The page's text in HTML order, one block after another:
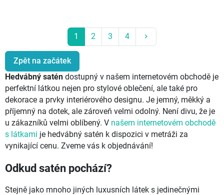
1 2 3 4 keyboard_arrow_right
Zpět na začátek
Hedvábný satén dostupný v našem internetovém obchodě je
perfektní látkou nejen pro stylové oblečení, ale také pro
dekorace a prvky interiérového designu. Je jemný, měkký a
příjemný na dotek, ale zároveň velmi odolný. Není divu, že je
u zákazníků velmi oblíbený. V našem internetovém obchodě
s látkami je hedvábný satén k dispozici v metráži za
vynikající cenu. Zveme vás k objednávání!
Odkud satén pochází?
Stejně jako mnoho jiných luxusních látek s jedinečnými